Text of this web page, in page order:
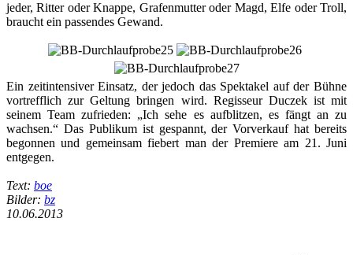
jeder, Ritter oder Knappe, Grafenmutter oder Magd, Elfe oder Troll,
braucht ein passendes Gewand.
Ein zeitintensiver Einsatz, der jedoch das Spektakel auf der Bühne
vortrefflich zur Geltung bringen wird. Regisseur Duczek ist mit
seinem Team zufrieden: „Ich sehe es aufblitzen, es fängt an zu
wachsen.“ Das Publikum ist gespannt, der Vorverkauf hat bereits
begonnen und gemeinsam fiebert man der Premiere am 21. Juni
entgegen.
Text: boe
Bilder: bz
10.06.2013